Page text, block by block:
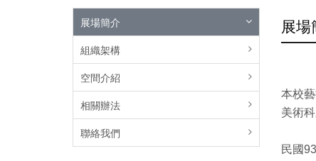
展場簡介
組織架構
空間介紹
相關辦法
聯絡我們
展場
本校
美術
民國